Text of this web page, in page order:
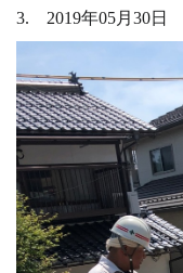
3. 2019年05月30日